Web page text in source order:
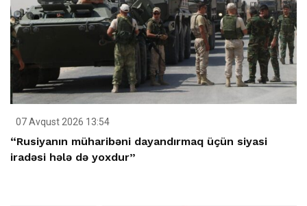
07 Avqust 2026 13:54
“Rusiyanın müharibəni dayandırmaq üçün siyasi
iradəsi hələ də yoxdur”